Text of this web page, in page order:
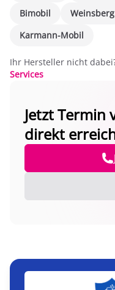
Bimobil
Weinsberg
Karmann-Mobil
Ihr Hersteller nicht
Services
Jetzt Termin
direkt